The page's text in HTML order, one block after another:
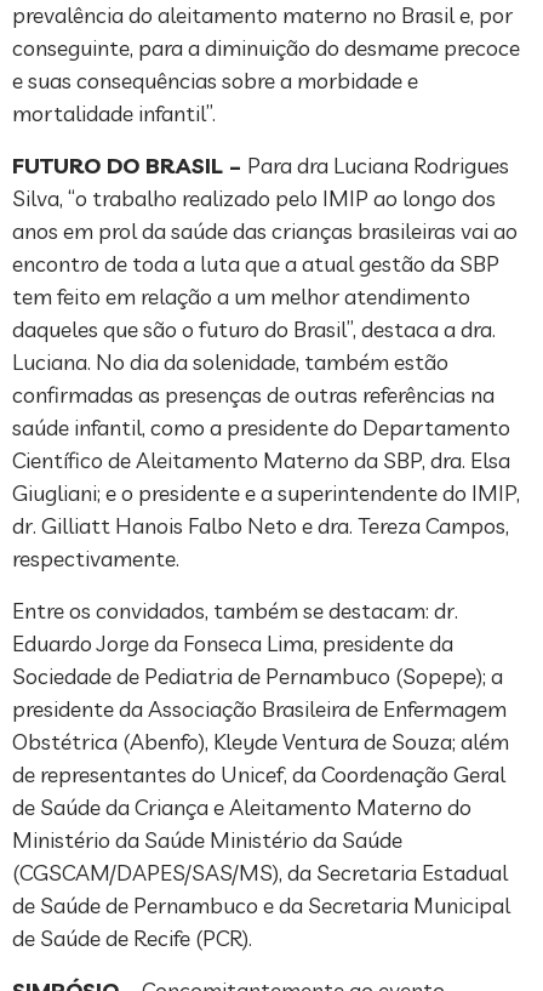
prevalência do aleitamento materno no Brasil e, por
conseguinte, para a diminuição do desmame precoce
e suas consequências sobre a morbidade e
mortalidade infantil”.
FUTURO DO BRASIL – Para dra Luciana Rodrigues
Silva, “o trabalho realizado pelo IMIP ao longo dos
anos em prol da saúde das crianças brasileiras vai ao
encontro de toda a luta que a atual gestão da SBP
tem feito em relação a um melhor atendimento
daqueles que são o futuro do Brasil”, destaca a dra.
Luciana. No dia da solenidade, também estão
confirmadas as presenças de outras referências na
saúde infantil, como a presidente do Departamento
Científico de Aleitamento Materno da SBP, dra. Elsa
Giugliani; e o presidente e a superintendente do IMIP,
dr. Gilliatt Hanois Falbo Neto e dra. Tereza Campos,
respectivamente.
Entre os convidados, também se destacam: dr.
Eduardo Jorge da Fonseca Lima, presidente da
Sociedade de Pediatria de Pernambuco (Sopepe); a
presidente da Associação Brasileira de Enfermagem
Obstétrica (Abenfo), Kleyde Ventura de Souza; além
de representantes do Unicef, da Coordenação Geral
de Saúde da Criança e Aleitamento Materno do
Ministério da Saúde Ministério da Saúde
(CGSCAM/DAPES/SAS/MS), da Secretaria Estadual
de Saúde de Pernambuco e da Secretaria Municipal
de Saúde de Recife (PCR).